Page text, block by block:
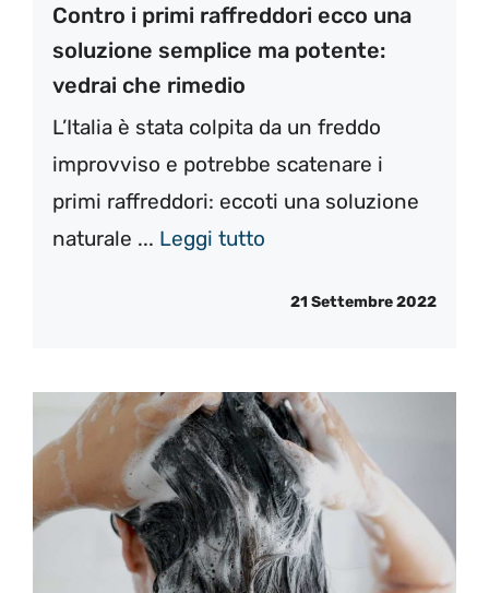
Contro i primi raffreddori ecco una
soluzione semplice ma potente:
vedrai che rimedio
L’Italia è stata colpita da un freddo
improvviso e potrebbe scatenare i
primi raffreddori: eccoti una soluzione
naturale ... Leggi tutto
21 Settembre 2022